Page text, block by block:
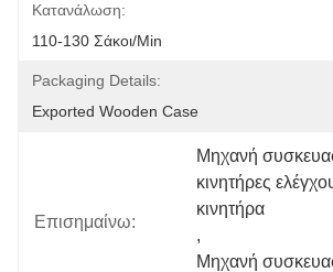
Κατανάλωση:
110-130 Σάκοι/min
Packaging Details:
Exported Wooden Case
Επισημαίνω:
Μηχανή
κινητήρες
κινητήρα
,
Μηχανή